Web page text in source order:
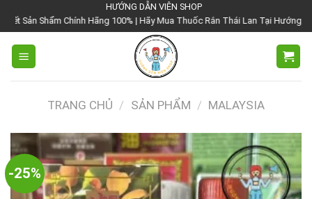
đến
nội
dung
HƯỚNG DẪN VIÊN SHOP
Chính Hãng 100% | Hãy Mua Thuốc Rắn Thái Lan Tại Hướng Dẫn Viên Shop
TRANG CHỦ / SẢN PHẨM / MALAYSIA
-25%